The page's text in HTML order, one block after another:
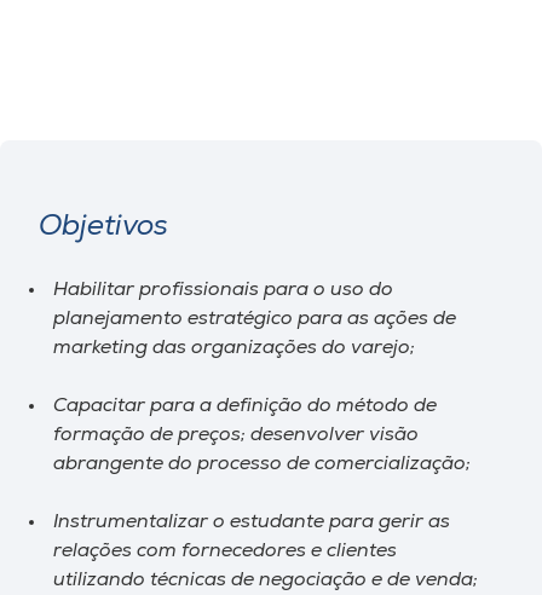
Objetivos
Habilitar profissionais para o uso do
planejamento estratégico para as ações de
marketing das organizações do varejo;
Capacitar para a definição do método de
formação de preços; desenvolver visão
abrangente do processo de comercialização;
Instrumentalizar o estudante para gerir as
relações com fornecedores e clientes
utilizando técnicas de negociação e de venda;